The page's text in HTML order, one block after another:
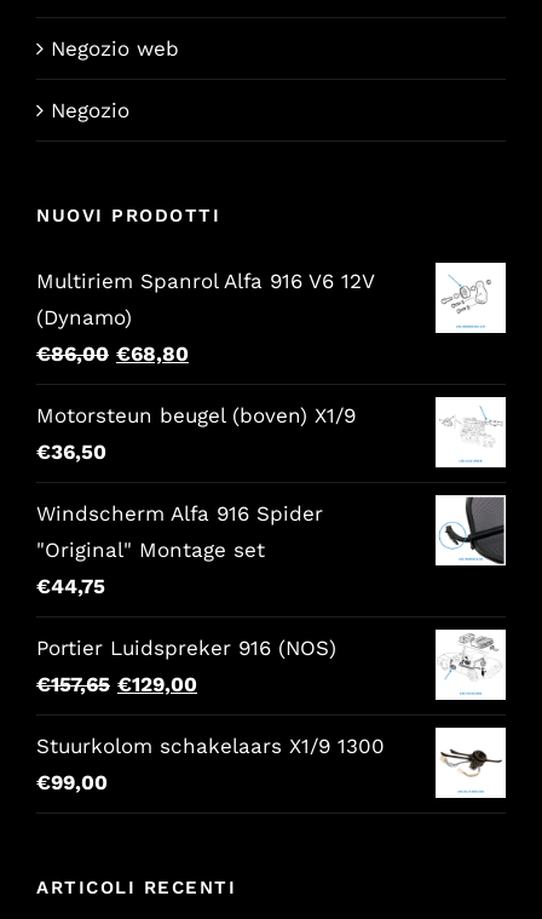
Negozio web
Negozio
NUOVI PRODOTTI
Multiriem Spanrol Alfa 916 V6 12V
(Dynamo)
€86,00 Il
prezzo
originale
€68,80Il
prezzo
attuale
Motorsteun beugel (boven) X1/9
€36,50
Windscherm Alfa 916 Spider
"Original" Montage set
€44,75
Portier Luidspreker 916 (NOS)
€157,65 Il
prezzo
originale
€129,00Il
prezzo
attuale
Stuurkolom schakelaars X1/9 1300
€99,00
ARTICOLI RECENTI